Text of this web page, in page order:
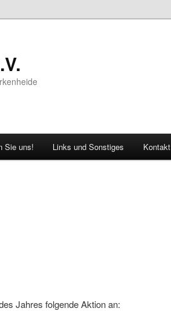
Sie uns! Links und Sonstiges Kontakt
Jahres folgende Aktion an: